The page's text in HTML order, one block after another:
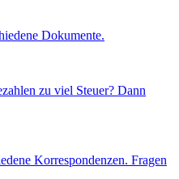
Dokumente.
zu viel Steuer? Dann
Korrespondenzen. Fragen